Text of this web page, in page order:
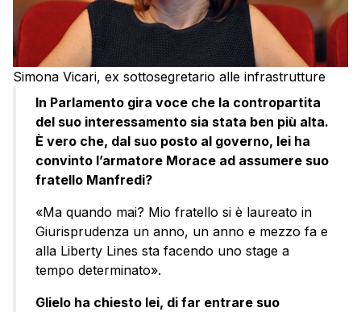
Simona Vicari, ex sottosegretario alle infrastrutture
In Parlamento gira voce che la contropartita
del suo interessamento sia stata ben più alta.
È vero che, dal suo posto al governo, lei ha
convinto l’armatore Morace ad assumere suo
fratello Manfredi?
«Ma quando mai? Mio fratello si è laureato in
Giurisprudenza un anno, un anno e mezzo fa e
alla Liberty Lines sta facendo uno stage a
tempo determinato».
Glielo ha chiesto lei, di far entrare suo